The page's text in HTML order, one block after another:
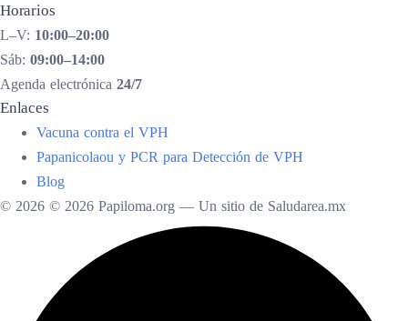
Horarios
L–V: 10:00–20:00
Sáb: 09:00–14:00
Agenda electrónica 24/7
Enlaces
Vacuna contra el VPH
Papanicolaou y PCR para Detección de VPH
Blog
© 2026 © 2026 Papiloma.org — Un sitio de Saludarea.mx